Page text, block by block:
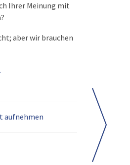
Ihrer Meinung mit
aber wir brauchen
aufnehmen